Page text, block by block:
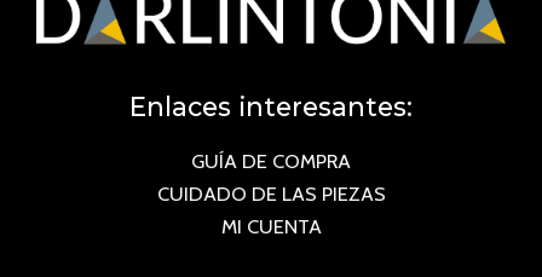
Enlaces interesantes:
GUÍA DE COMPRA
CUIDADO DE LAS PIEZAS
MI CUENTA